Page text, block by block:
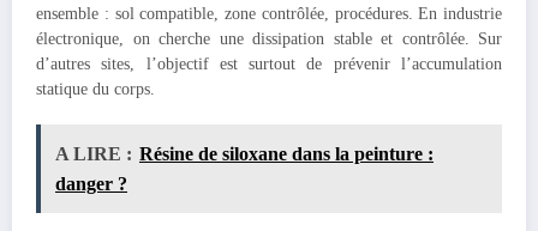
ensemble : sol compatible, zone contrôlée, procédures. En industrie
électronique, on cherche une dissipation stable et contrôlée. Sur
d’autres sites, l’objectif est surtout de prévenir l’accumulation
statique du corps.
A LIRE : Résine de siloxane dans la peinture :
danger ?